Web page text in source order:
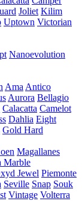
Joliet Kilim
Uptown Victorian
Nanoevolution
Ama Antico
Aurora Bellagio
Calacatta Camelot
Dahlia Eight
Gold Hard
Magallanes
Marble
Jewel Piemonte
Seville Snap Souk
Vintage Volterra